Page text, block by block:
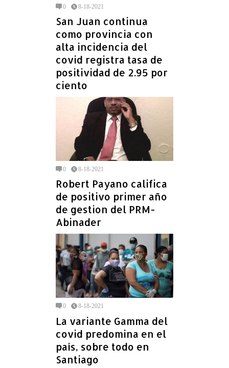
0 8-18-2021
San Juan continua
como provincia con
alta incidencia del
covid registra tasa de
positividad de 2.95 por
ciento
0 8-18-2021
Robert Payano califica
de positivo primer año
de gestion del PRM-
Abinader
0 8-18-2021
La variante Gamma del
covid predomina en el
país, sobre todo en
Santiago